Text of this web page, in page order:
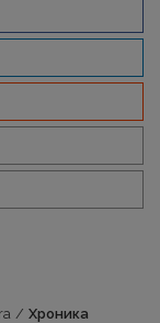
/ Хроника